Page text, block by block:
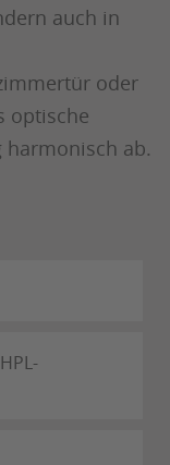
auch in
oder
optische
ab.